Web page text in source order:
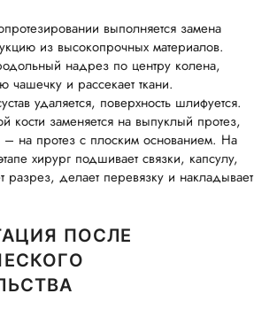
выполняется замена
из высокопрочных материалов.
надрез по центру колена,
чашечку и рассекает ткани.
удаляется, поверхность шлифуется.
кости заменяется на выпуклый протез,
на протез с плоским основанием. На
хирург подшивает связки, капсулу,
делает перевязку и накладывает
ПОСЛЕ